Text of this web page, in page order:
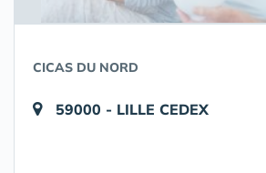
CICAS DU NORD
59000 - LILLE CEDEX